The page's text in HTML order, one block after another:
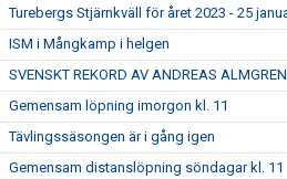
Turebergs Stjärnkväll för året 2023 - 25
ISM i Mångkamp i helgen
SVENSKT REKORD AV ANDREAS
Gemensam löpning imorgon kl. 11
Tävlingssäsongen är i gång igen
Gemensam distanslöpning söndagar kl. 11